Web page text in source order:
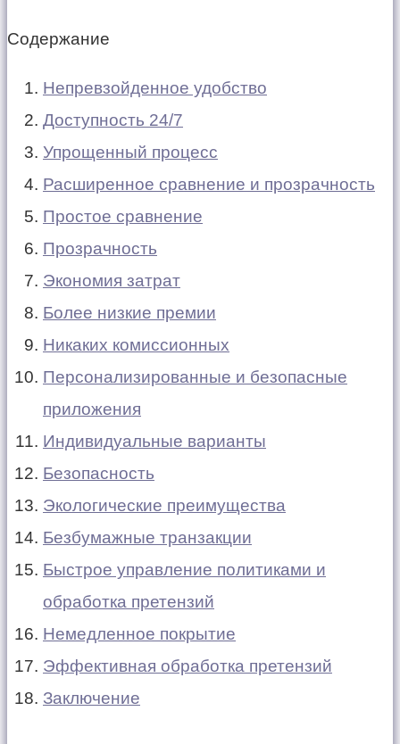
Содержание
Непревзойденное удобство
Доступность 24/7
Упрощенный процесс
Расширенное сравнение и прозрачность
Простое сравнение
Прозрачность
Экономия затрат
Более низкие премии
Никаких комиссионных
Персонализированные и безопасные
приложения
Индивидуальные варианты
Безопасность
Экологические преимущества
Безбумажные транзакции
Быстрое управление политиками и
обработка претензий
Немедленное покрытие
Эффективная обработка претензий
Заключение